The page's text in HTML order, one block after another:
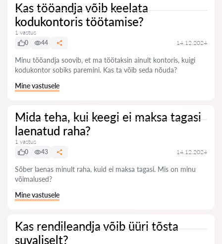
Kas tööandja võib keelata
kodukontoris töötamise?
1 vastus
0
44 14.12.2024
Minu tööandja soovib, et ma töötaksin ainult kontoris, kuigi
kodukontor sobiks paremini. Kas ta võib seda nõuda?
Mine vastusele
Mida teha, kui keegi ei maksa tagasi
laenatud raha?
1 vastus
0
43 14.12.2024
Sõber laenas minult raha, kuid ei maksa tagasi. Mis on minu
võimalused?
Mine vastusele
Kas rendileandja võib üüri tõsta
suvaliselt?